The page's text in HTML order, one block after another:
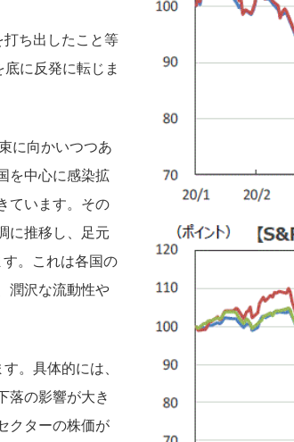
ち出したこと等
に反発に転じま
に向かいつつあ
を中心に感染拡
ています。その
に推移し、足元
。これは各国の
潤沢な流動性や
。具体的には、
落の影響が大き
クターの株価が